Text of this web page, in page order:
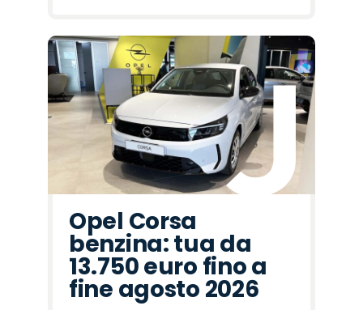
Opel Corsa
benzina: tua da
13.750 euro fino a
fine agosto 2026